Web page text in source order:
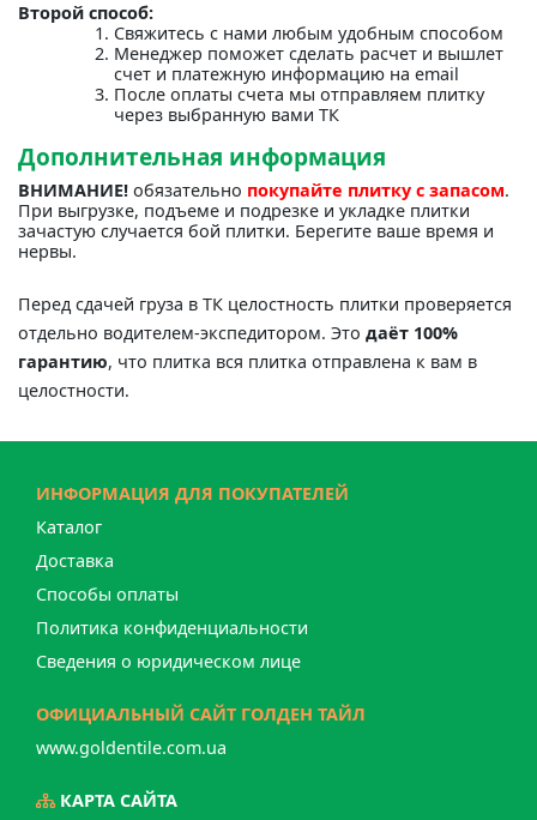
Второй способ:
Свяжитесь с нами любым удобным способом
Менеджер поможет сделать расчет и вышлет
счет и платежную информацию на email
После оплаты счета мы отправляем плитку
через выбранную вами ТК
Дополнительная информация
ВНИМАНИЕ! обязательно покупайте плитку с запасом.
При выгрузке, подъеме и подрезке и укладке плитки
зачастую случается бой плитки. Берегите ваше время и
нервы.
Перед сдачей груза в ТК целостность плитки проверяется
отдельно водителем-экспедитором. Это даёт 100%
гарантию, что плитка вся плитка отправлена к вам в
целостности.
ИНФОРМАЦИЯ ДЛЯ ПОКУПАТЕЛЕЙ
Каталог
Доставка
Способы оплаты
Политика конфиденциальности
Сведения о юридическом лице
ОФИЦИАЛЬНЫЙ САЙТ ГОЛДЕН ТАЙЛ
www.goldentile.com.ua
КАРТА САЙТА